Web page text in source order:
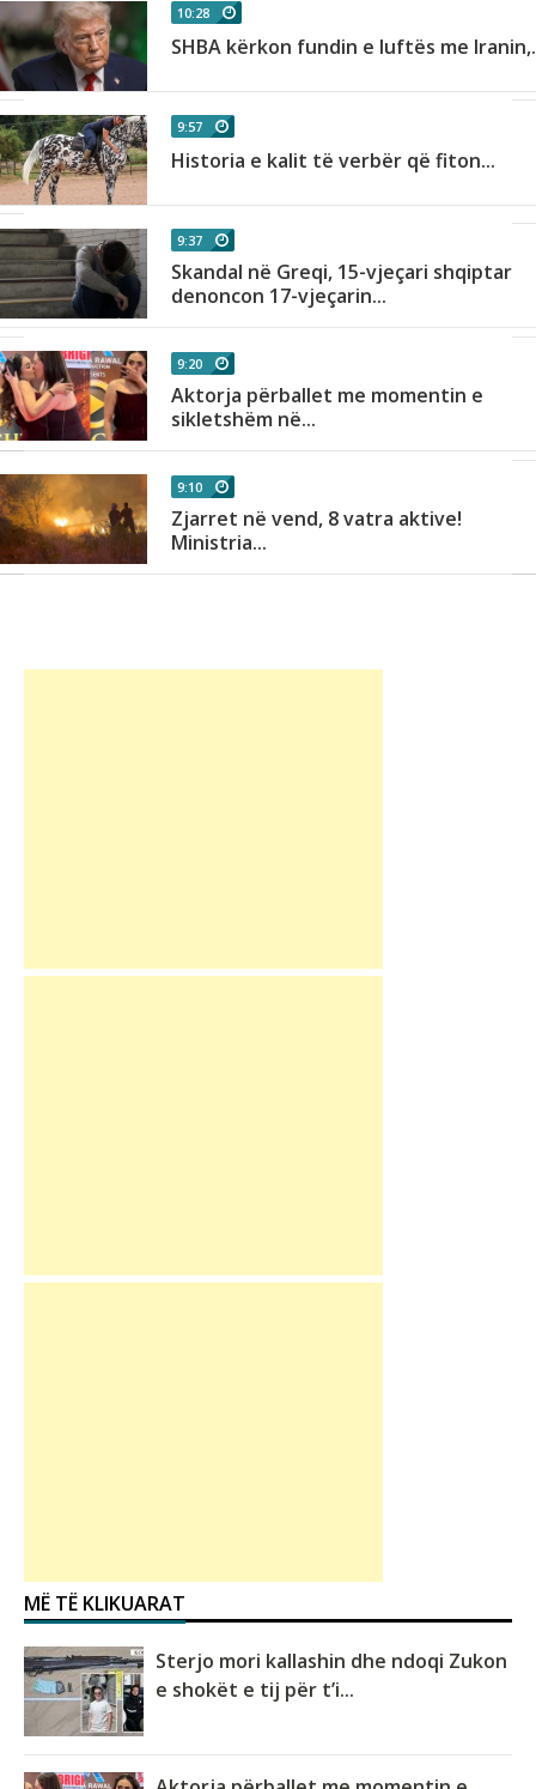
10:28
SHBA kërkon fundin e luftës me
9:57
Historia e kalit të verbër që fiton...
9:37
Skandal në Greqi, 15-vjeçari shqiptar
denoncon 17-vjeçarin...
9:20
Aktorja përballet me momentin e
sikletshëm në...
9:10
Zjarret në vend, 8 vatra aktive!
Ministria...
MË TË KLIKUARAT
Sterjo mori kallashin dhe ndoqi Zukon
e shokët e tij për t’i...